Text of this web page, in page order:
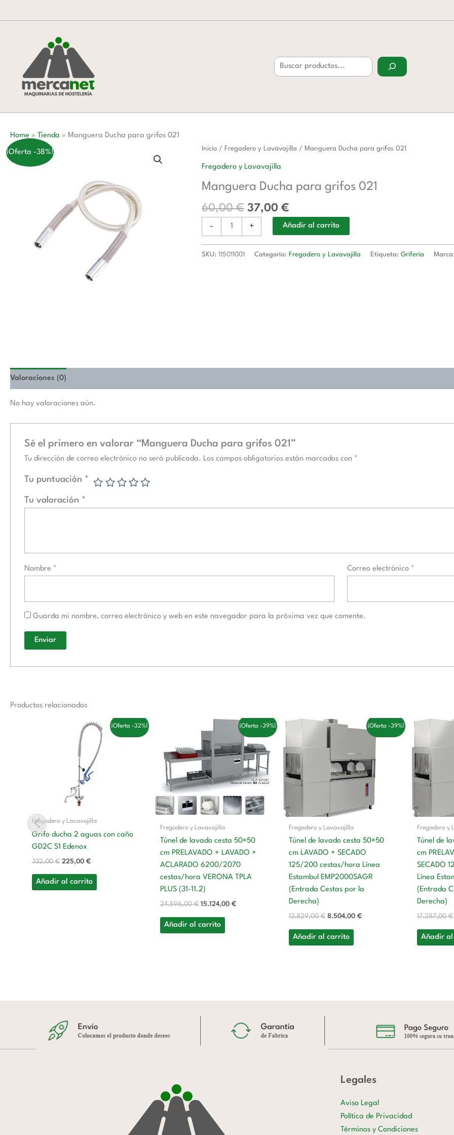
al
Home » Tienda » Manguera Ducha para grifos 021
¡Oferta -38%! Inicio / Fregadero y Lavavajilla / Manguera Ducha para grifos 021
Fregadero y Lavavajilla
Manguera Ducha para grifos 021
60,00€
El
precio
era:
60,00 €.
37,00€
El
es:
-
Manguera
grifos
cantidad
+ Añadir al carrito
SKU:115011001 Categoría: Fregadero y Lavavajilla Etiqueta:Grifería
Valoraciones (0)
No hay valoraciones aún.
Sé el primero en valorar “Manguera Ducha para grifos 021”
Tu dirección de correo electrónico no será publicada. Los campos obligatorios están marcados con *
Tu puntuación *
Tu valoración *
Nombre * Correo electrónico *
Guarda mi nombre, correo electrónico y web en este navegador para la próxima vez que comente.
Productos relacionados
¡Oferta -32%!
Fregadero y Lavavajilla
Grifo ducha 2 aguas con caño
GD2C S1 Edenox
332,00€
original
332,00 €.
225,00€
El
precio
actual
es:
225,00 €.
Añadir al carrito
¡Oferta -39%!
Fregadero y Lavavajilla
Túnel de lavado cesta 50×50
cm PRELAVADO + LAVADO +
ACLARADO 6200/2070
cestas/hora VERONA TPLA
PLUS (31-11.2)
24.596,00€
precio
original
era:
24.596,00 €.
15.124,00€
El
precio
15.124,00 €.
Añadir al carrito
¡Oferta -39%!
Fregadero y Lavavajilla
Túnel de lavado cesta 50×50
cm LAVADO + SECADO
125/200 cestas/hora Línea
Estambul EMP2000SAGR
(Entrada Cestas por la
Derecha)
13.829,00€
El
precio
era:
13.829,00 €.
8.504,00 €
El
precio
8.504,00 €.
Añadir al carrito
Fregadero y
Túnel de
cm
SECADO
Línea
(Entrada
Derecha)
17.287,00€
Añadir
Legales
Aviso Legal
Política de Privacidad
Términos y Condiciones